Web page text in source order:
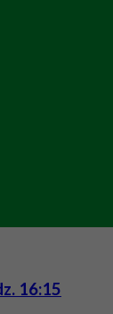
16:15